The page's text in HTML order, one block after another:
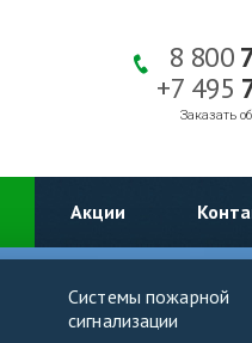
8 800
+7 495
Заказать
Акции
Системы пожарной
сигнализации